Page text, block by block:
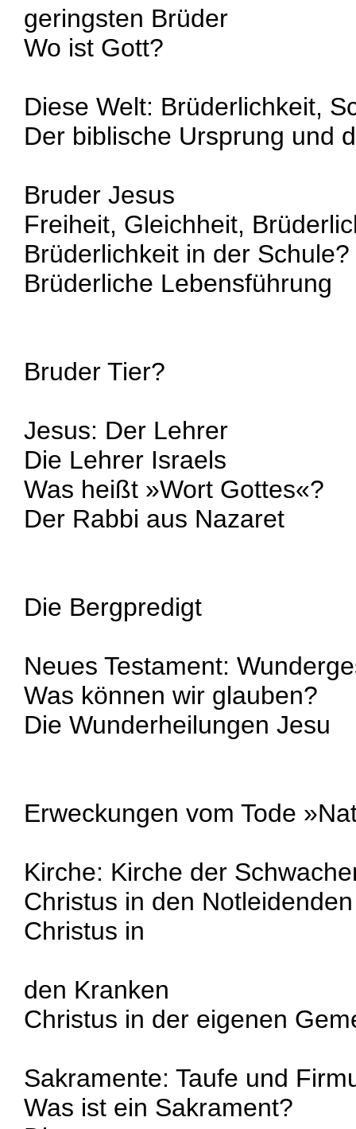
geringsten Brüder
Wo ist Gott?
Diese Welt: Brüderlichkeit,
Der biblische Ursprung und
Bruder Jesus
Freiheit, Gleichheit,
Brüderlichkeit in der Schule?
Brüderliche Lebensführung
Bruder Tier?
Jesus: Der Lehrer
Die Lehrer Israels
Was heißt »Wort Gottes«?
Der Rabbi aus Nazaret
Die Bergpredigt
Neues Testament:
Was können wir glauben?
Die Wunderheilungen Jesu
Erweckungen vom Tode
Kirche: Kirche der
Christus in den Notleidenden
Christus in
den Kranken
Christus in der eigenen
Sakramente: Taufe und
Was ist ein Sakrament?